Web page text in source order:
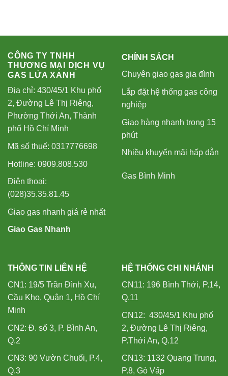
CÔNG TY TNHH
THƯƠNG MẠI DỊCH VỤ
GAS LỬA XANH
Địa chỉ: 430/45/1 Khu phố
2, Đường Lê Thị Riêng,
Phường Thới An, Thành
phố Hồ Chí Minh
Mã số thuế: 0317776698
Hotline: 0909.808.530
Điện thoại:
(028)35.35.81.45
Giao gas nhanh giá rẻ nhất
Giao Gas Nhanh
CHÍNH SÁCH
Chuyên giao gas gia đình
Lắp đặt hệ thống gas công
nghiệp
Giao hàng nhanh trong 15
phút
Nhiều khuyến mãi hấp dẫn
Gas Bình Minh
THÔNG TIN LIÊN HỆ
CN1: 19/5 Trần Đình Xu,
Cầu Kho, Quận 1, Hồ Chí
Minh
CN2: Đ. số 3, P. Bình An,
Q.2
CN3: 90 Vườn Chuối, P.4,
Q.3
HỆ THỐNG CHI NHÁNH
CN11: 196 Bình Thới, P.14,
Q.11
CN12: 430/45/1 Khu phố
2, Đường Lê Thị Riêng,
P.Thới An, Q.12
CN13: 1132 Quang Trung,
P.8, Gò Vấp